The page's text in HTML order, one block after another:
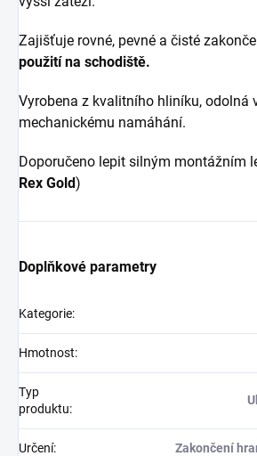
Zajišťuje rovné, pevné a čisté
použití na schodiště.
Vyrobena z kvalitního hliníku, odolná
mechanickému namáhání.
Doporučeno lepit silným montážním
Rex Gold)
Doplňkové parametry
Kategorie:
Hmotnost:
Typ
produktu:
Určení: Zakončení